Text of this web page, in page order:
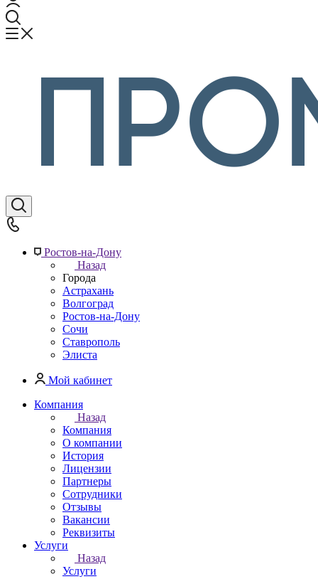
Ростов-на-Дону
Назад
Города
Астрахань
Волгоград
Ростов-на-Дону
Сочи
Ставрополь
Элиста
Мой кабинет
Компания
Назад
Компания
О компании
История
Лицензии
Партнеры
Сотрудники
Отзывы
Вакансии
Реквизиты
Услуги
Назад
Услуги